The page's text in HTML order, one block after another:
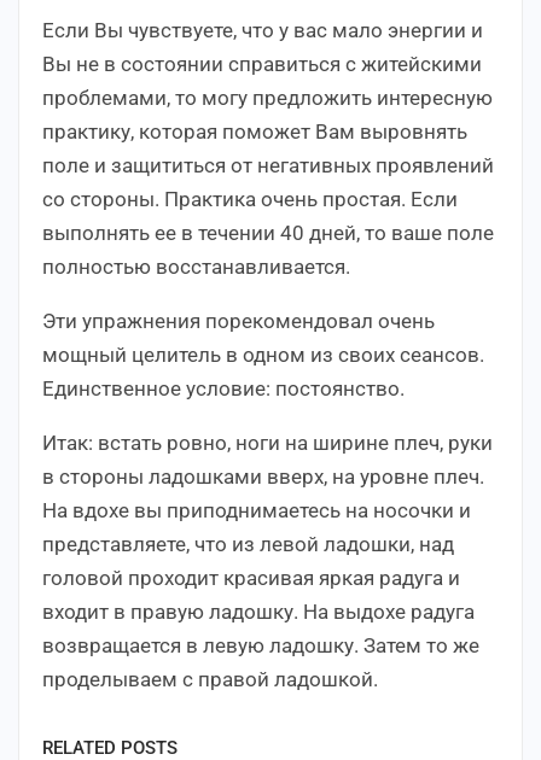
Если Вы чувствуете, что у вас мало энергии и
Вы не в состоянии справиться с житейскими
проблемами, то могу предложить интересную
практику, которая поможет Вам выровнять
поле и защититься от негативных проявлений
со стороны. Практика очень простая. Если
выполнять ее в течении 40 дней, то ваше поле
полностью восстанавливается.
Эти упражнения порекомендовал очень
мощный целитель в одном из своих сеансов.
Единственное условие: постоянство.
Итак: встать ровно, ноги на ширине плеч, руки
в стороны ладошками вверх, на уровне плеч.
На вдохе вы приподнимаетесь на носочки и
представляете, что из левой ладошки, над
головой проходит красивая яркая радуга и
входит в правую ладошку. На выдохе радуга
возвращается в левую ладошку. Затем то же
проделываем с правой ладошкой.
RELATED POSTS